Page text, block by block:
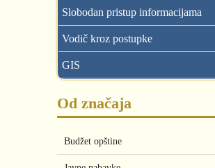
Slobodan pristup informacijama
Vodič kroz postupke
GIS
Od značaja
Budžet opštine